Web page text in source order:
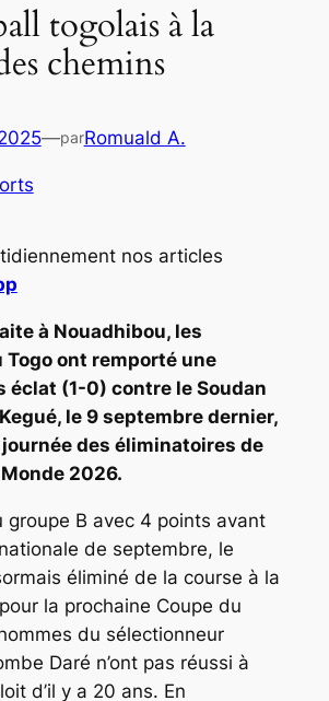
togolais à la
chemins
—parRomuald A.
nos articles
à Nouadhibou, les
Togo ont remporté une
éclat (1-0) contre le Soudan
le 9 septembre dernier,
des éliminatoires de
2026.
groupe B avec 4 points avant
de septembre, le
éliminé de la course à la
la prochaine Coupe du
du sélectionneur
Daré n’ont pas réussi à
d’il y a 20 ans. En